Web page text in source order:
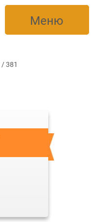
Меню
/381